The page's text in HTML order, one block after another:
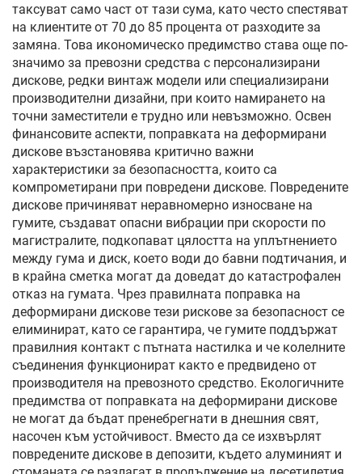
таксуват само част от тази сума, като често спестяват
на клиентите от 70 до 85 процента от разходите за
замяна. Това икономическо предимство става още по-
значимо за превозни средства с персонализирани
дискове, редки винтаж модели или специализирани
производителни дизайни, при които намирането на
точни заместители е трудно или невъзможно. Освен
финансовите аспекти, поправката на деформирани
дискове възстановява критично важни
характеристики за безопасността, които са
компрометирани при повредени дискове. Повредените
дискове причиняват неравномерно износване на
гумите, създават опасни вибрации при скорости по
магистралите, подкопават цялостта на уплътнението
между гума и диск, което води до бавни подтичания, и
в крайна сметка могат да доведат до катастрофален
отказ на гумата. Чрез правилната поправка на
деформирани дискове тези рискове за безопасност се
елиминират, като се гарантира, че гумите поддържат
правилния контакт с пътната настилка и че колелните
съединения функционират както е предвидено от
производителя на превозното средство. Екологичните
предимства от поправката на деформирани дискове
не могат да бъдат пренебрегнати в днешния свят,
насочен към устойчивост. Вместо да се изхвърлят
повредените дискове в депозити, където алуминият и